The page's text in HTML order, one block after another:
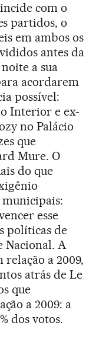
com o
partidos, o
em ambos os
antes da
a sua
acordarem
possível:
Interior e ex-
no Palácio
que
Mure. O
do que
municipais:
esse
políticas de
Nacional. A
a 2009,
atrás de Le
que
a 2009: a
dos votos.